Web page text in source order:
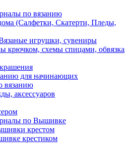
по вязанию
(Салфетки, Скатерти, Пледы,
игрушки, сувениры
крючком, схемы спицами, обвязка
для начинающих
вязанию
аксессуаров
по Вышивке
крестом
крестиком